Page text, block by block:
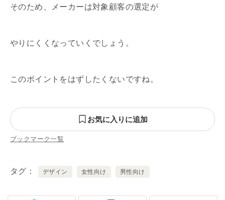
そのため、メーカーは対象顧客の選定が
やりにくくなっていくでしょう。
このポイントをはずしたくないですね。
お気に入りに追加
ブックマーク一覧
タグ デザイン 女性向け 男性向け